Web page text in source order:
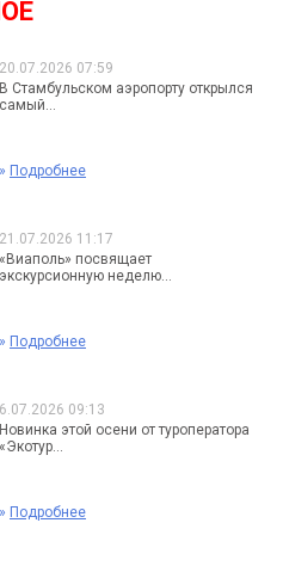
20.07.2026 07:59
В Стамбульском аэропорту открылся
самый...
» Подробнее
21.07.2026 11:17
«Виаполь» посвящает
экскурсионную неделю...
» Подробнее
6.07.2026 09:13
Новинка этой осени от туроператора
«Экотур...
» Подробнее